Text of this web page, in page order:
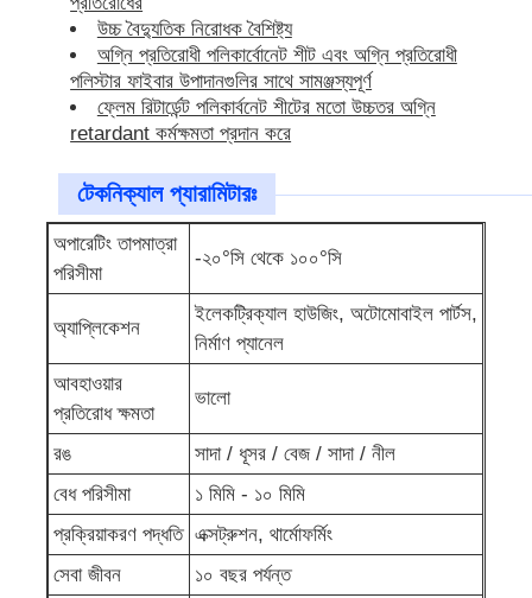
উচ্চ বৈদ্যুতিক নিরোধক বৈশিষ্ট্য
অগ্নি প্রতিরোধী পলিকার্বোনেট শীট এবং অগ্নি প্রতিরোধী
পলিস্টার ফাইবার উপাদানগুলির সাথে সামঞ্জস্যপূর্ণ
ফ্লেম রিটার্ডেন্ট পলিকার্বনেট শীটের মতো উচ্চতর অগ্নি
retardant কর্মক্ষমতা প্রদান করে
টেকনিক্যাল প্যারামিটারঃ
অপারেটিং তাপমাত্রা
পরিসীমা
-২০°সি থেকে ১০০°সি
অ্যাপ্লিকেশন
ইলেকট্রিক্যাল হাউজিং, অটোমোবাইল পার্টস,
নির্মাণ প্যানেল
আবহাওয়ার
প্রতিরোধ ক্ষমতা
ভালো
রঙ
সাদা / ধূসর / বেজ / সাদা / নীল
বেধ পরিসীমা
১ মিমি - ১০ মিমি
প্রক্রিয়াকরণ পদ্ধতি এক্সট্রুশন, থার্মোফর্মিং
সেবা জীবন
১০ বছর পর্যন্ত